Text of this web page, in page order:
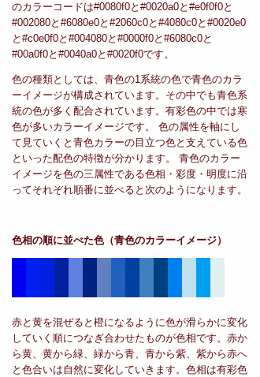
のカラーコードは#0080f0と#0020a0と#e0f0f0と
#002080と#6080e0と#2060c0と#4080c0と#0020e0
と#c0e0f0と#004080と#0000f0と#6080c0と
#00a0f0と#0040a0と#0020f0です。
色の種類としては、青色の1系統の色で青色のカラ
ーイメージが構成されています。その中でも青色系
統の色が多く配合されています。有彩色の中では寒
色が多いカラーイメージです。 色の属性を軸にし
て見ていくと青色カラーの目立つ色と支えている色
といった配色の特徴が分かります。 青色のカラー
イメージを色の三属性である色相・彩度・明度に沿
ってそれぞれ順番に並べると次のようになります。
色相の順に並べた色（青色のカラーイメージ）
赤と黄を混ぜると橙になるように色が滑らかに変化
していく順につなぎ合わせたものが色相です。赤か
ら黄、黄から緑、緑から青、青から紫、紫から赤へ
と色合いは自然に変化していきます。色相は有彩色